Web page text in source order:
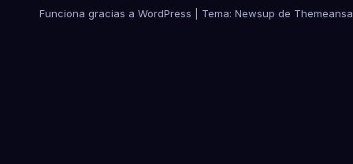
Funciona gracias a WordPress Tema: Newsup de